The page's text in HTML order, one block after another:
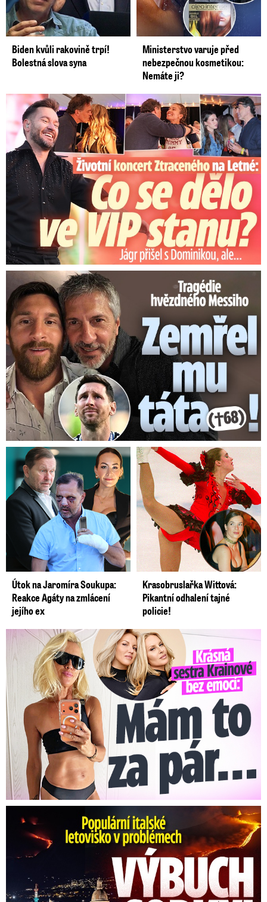
Biden kvůli rakovině trpí!
Bolestná slova syna
Ministerstvo varuje před
nebezpečnou kosmetikou:
Nemáte ji?
Koncert Ztraceného na Letné: Jágr přišel s Dominikou, ale...
Tragédie hvězdného Messiho: Zemřel mu táta (†68)!
Útok na Jaromíra Soukupa:
Reakce Agáty na zmlácení
jejího ex
Krasobruslařka Wittová:
Pikantní odhalení tajné
policie!
Krásná sestra Krainové bez emocí: Mám to za pár…
Erupce sicilské sopky Etny: Ruší desítky letů